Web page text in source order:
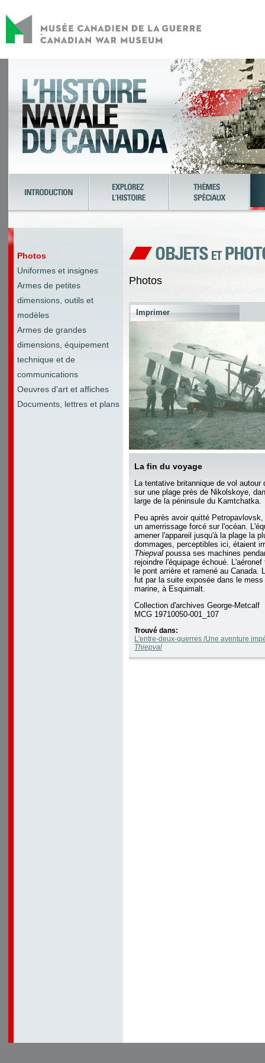
Photos
Uniformes et insignes
Armes de petites
dimensions, outils et
modèles
Armes de grandes
dimensions, équipement
technique et de
communications
Oeuvres d'art et affiches
Documents, lettres et plans
Photos
Imprimer
La fin du voyage
La tentative britannique de vol autour
sur une plage près de Nikolskoye,
large de la péninsule du Kamtchatka.
Peu après avoir quitté
un amerrissage forcé sur l'océan.
amener l'appareil jusqu'à la plage la
dommages, perceptibles ici, étaient
Thiepval poussa ses machines
rejoindre l'équipage échoué.
le pont arrière et ramené au Canada.
fut par la suite exposée dans le
marine, à Esquimalt.
Collection d'archives George-Metcalf
MCG 19710050-001_107
Trouvé dans:
L'entre-deux-guerres /Une aventure
Thiepval